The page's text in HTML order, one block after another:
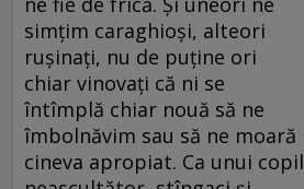
simţim caraghioşi, alteori
ruşinaţi, nu de puţine ori
chiar vinovaţi că ni se
întîmplă chiar nouă să ne
îmbolnăvim sau să ne moară
cineva apropiat. Ca unui copil